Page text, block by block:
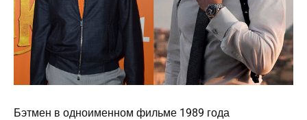
Бэтмен в одноименном фильме 1989 года